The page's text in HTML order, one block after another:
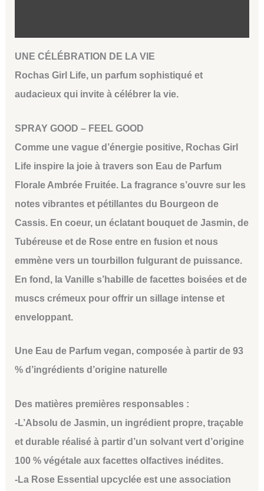
UNE CÉLÉBRATION DE LA VIE
Rochas Girl Life, un parfum sophistiqué et
audacieux qui invite à célébrer la vie.
SPRAY GOOD – FEEL GOOD
Comme une vague d’énergie positive, Rochas Girl
Life inspire la joie à travers son Eau de Parfum
Florale Ambrée Fruitée. La fragrance s’ouvre sur les
notes vibrantes et pétillantes du Bourgeon de
Cassis. En coeur, un éclatant bouquet de Jasmin, de
Tubéreuse et de Rose entre en fusion et nous
emmène vers un tourbillon fulgurant de puissance.
En fond, la Vanille s’habille de facettes boisées et de
muscs crémeux pour offrir un sillage intense et
enveloppant.
Une Eau de Parfum vegan, composée à partir de 93
% d’ingrédients d’origine naturelle
Des matières premières responsables :
-L’Absolu de Jasmin, un ingrédient propre, traçable
et durable réalisé à partir d’un solvant vert d’origine
100 % végétale aux facettes olfactives inédites.
-La Rose Essential upcyclée est une association